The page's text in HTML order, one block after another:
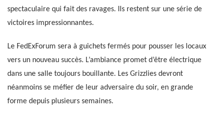
spectaculaire qui fait des ravages. Ils restent sur une série de
victoires impressionnantes.
Le FedExForum sera à guichets fermés pour pousser les locaux
vers un nouveau succès. L’ambiance promet d’être électrique
dans une salle toujours bouillante. Les Grizzlies devront
néanmoins se méfier de leur adversaire du soir, en grande
forme depuis plusieurs semaines.